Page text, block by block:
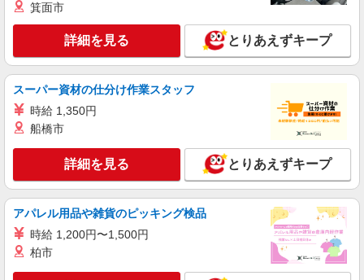
入がありましたら、ご相談いただければ希望条件
に合うかの確認もいたします。 ★時間外手当別途
支給 ★上記金額は働きがい向上手当を含みます。
なる） 社会保険加入者は更に＋50円
東京都西東京市東伏見4丁目4番25号
キープ
アルバイト パート
そんぽの家 西東京
調理補助スタッフ
時給1290円〜1340円 ※経験等による ★希望収
入がありましたら、ご相談いただければ希望条件
に合うかの確認もいたします。 ★時間外手当別途
支給 ★上記金額は働きがい向上手当を含みます。
★働きがい向上手当※26年6月改定（地域により異
なる） 社会保険加入者は更に＋50円
東京都西東京市中町6丁目5-12
詳細を見る
箕面市
詳細を見る とりあえずキープ
スーパー資材の仕分け作業スタッフ
時給 1,350円
船橋市
詳細を見る とりあえずキープ
アパレル用品や雑貨のピッキング検品
時給 1,200円〜1,500円
柏市